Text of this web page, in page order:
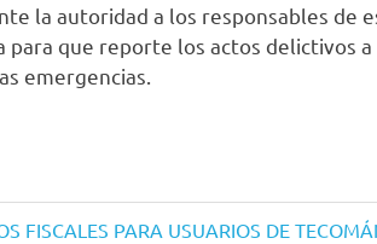
la autoridad a los responsables de
para que reporte los actos delictivos
emergencias.
FISCALES PARA USUARIOS DE